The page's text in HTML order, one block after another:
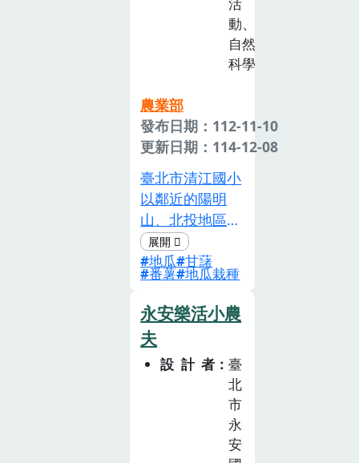
動、
自然
科學
農業部
發布日期：112-11-10
更新日期：114-12-08
臺北市清江國小
以鄰近的陽明
山、北投地區主
要農產品 - 地瓜
切入，結合「農
業生產與環境」
及「飲食健康與
消費」、「飲食
生活與文化」，
發展三大主題
材」、「清江瓜
瓜樂」與「健康
一把罩」，共計
地瓜 甘藷
番薯 地瓜栽種
永安樂活小農
夫
設計者
臺
北
市
永
安